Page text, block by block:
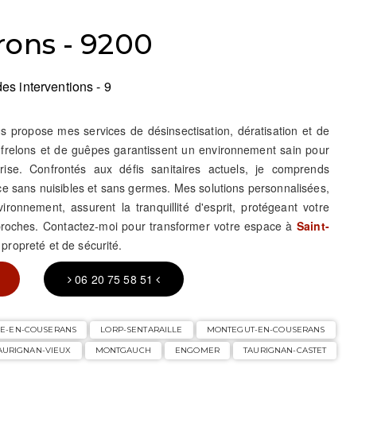
- 9200
interventions - 9
propose mes services de désinsectisation, dératisation et de
et de guêpes garantissent un environnement sain pour
Confrontés aux défis sanitaires actuels, je comprends
sans nuisibles et sans germes. Mes solutions personnalisées,
assurent la tranquillité d'esprit, protégeant votre
Contactez-moi pour transformer votre espace à Saint-
et de sécurité.
06 20 75 58 51
EN-COUSERANS LORP-SENTARAILLE
MONTEGUT-EN-COUSERANS
VIEUX MONTGAUCH ENGOMER TAURIGNAN-CASTET